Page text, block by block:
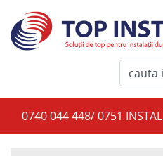
0740 044 448/ 0751 INSTAL